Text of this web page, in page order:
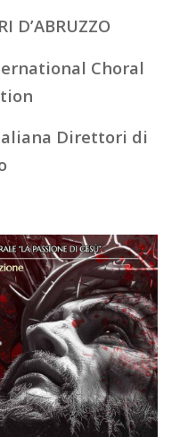
D’ABRUZZO
Choral
Direttori di